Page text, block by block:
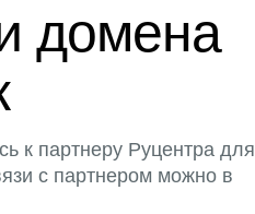
домена
к партнеру Руцентра для
с партнером можно в